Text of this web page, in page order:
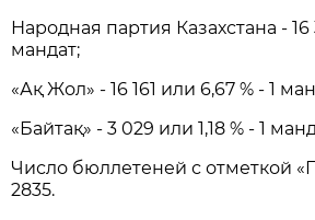
Народная партия Казахстана - 16
мандат;
«Ақ Жол» - 16 161 или 6,67 % - 1
«Байтақ» - 3 029 или 1,18 % - 1
Число бюллетеней с отметкой
2835.